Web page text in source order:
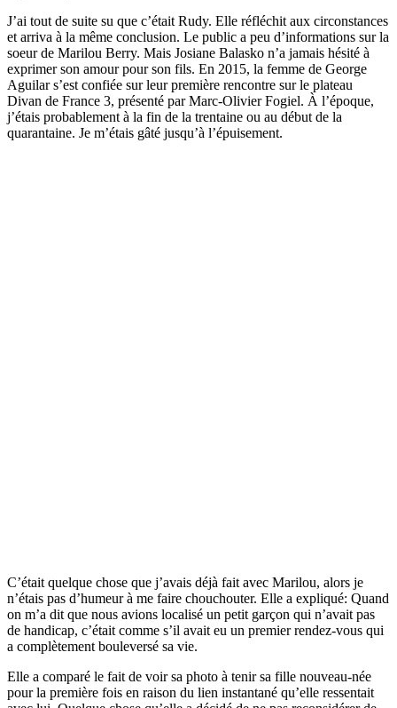
J’ai tout de suite su que c’était Rudy. Elle réfléchit aux circonstances
et arriva à la même conclusion. Le public a peu d’informations sur la
soeur de Marilou Berry. Mais Josiane Balasko n’a jamais hésité à
exprimer son amour pour son fils. En 2015, la femme de George
Aguilar s’est confiée sur leur première rencontre sur le plateau
Divan de France 3, présenté par Marc-Olivier Fogiel. À l’époque,
j’étais probablement à la fin de la trentaine ou au début de la
quarantaine. Je m’étais gâté jusqu’à l’épuisement.
C’était quelque chose que j’avais déjà fait avec Marilou, alors je
n’étais pas d’humeur à me faire chouchouter. Elle a expliqué: Quand
on m’a dit que nous avions localisé un petit garçon qui n’avait pas
de handicap, c’était comme s’il avait eu un premier rendez-vous qui
a complètement bouleversé sa vie.
Elle a comparé le fait de voir sa photo à tenir sa fille nouveau-née
pour la première fois en raison du lien instantané qu’elle ressentait